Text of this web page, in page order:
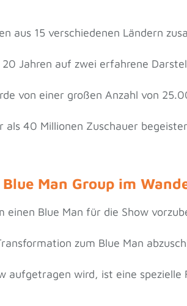
aus 15 verschiedenen Ländern
Jahren auf zwei erfahrene
von einer großen Anzahl von
als 40 Millionen Zuschauer
Man Group im
einen Blue Man für die Show
zum Blue Man
aufgetragen wird, ist eine